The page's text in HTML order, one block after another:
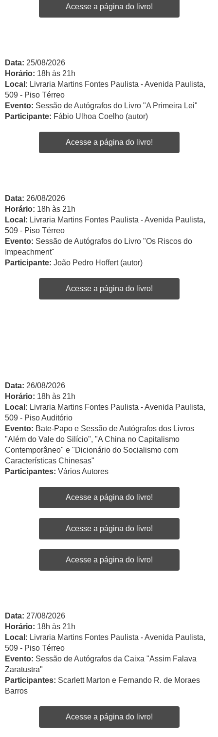
Acesse a página do livro!
Data: 25/08/2026
Horário: 18h às 21h
Local: Livraria Martins Fontes Paulista - Avenida Paulista,
509 - Piso Térreo
Evento: Sessão de Autógrafos do Livro "A Primeira Lei"
Participante: Fábio Ulhoa Coelho (autor)
Acesse a página do livro!
Data: 26/08/2026
Horário: 18h às 21h
Local: Livraria Martins Fontes Paulista - Avenida Paulista,
509 - Piso Térreo
Evento: Sessão de Autógrafos do Livro "Os Riscos do
Impeachment"
Participante: João Pedro Hoffert (autor)
Acesse a página do livro!
Data: 26/08/2026
Horário: 18h às 21h
Local: Livraria Martins Fontes Paulista - Avenida Paulista,
509 - Piso Auditório
Evento: Bate-Papo e Sessão de Autógrafos dos Livros
"Além do Vale do Silício", "A China no Capitalismo
Contemporâneo" e "Dicionário do Socialismo com
Características Chinesas"
Participantes: Vários Autores
Acesse a página do livro!
Acesse a página do livro!
Acesse a página do livro!
Data: 27/08/2026
Horário: 18h às 21h
Local: Livraria Martins Fontes Paulista - Avenida Paulista,
509 - Piso Térreo
Evento: Sessão de Autógrafos da Caixa "Assim Falava
Zaratustra"
Participantes: Scarlett Marton e Fernando R. de Moraes
Barros
Acesse a página do livro!